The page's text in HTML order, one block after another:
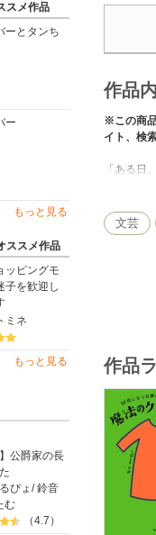
スメ作品
ーとタンち
ー
もっと見る
ススメ作品
ッピングモ
子を歓迎し
ミネ
もっと見る
】公爵家の長
ぴょ /鈴音
む
（4.7）
作品
※この商
イト、検
「ある
その実例
シニア向
母親の地
問題はす
気持ちが
「赤やオ
「老けて
ちょっと
オールカ
母娘一緒
「だって
文芸
作品